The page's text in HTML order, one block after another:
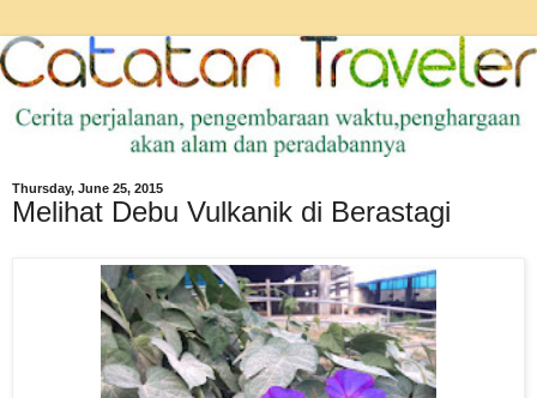
Thursday, June 25, 2015
Melihat Debu Vulkanik di Berastagi